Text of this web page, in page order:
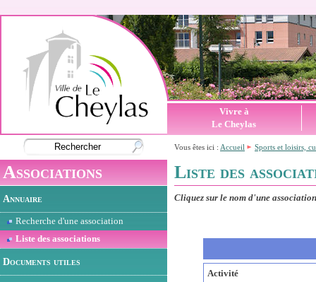
Vivre à
Le Cheylas
Associations
Annuaire
Recherche d'une association
Liste des associations
Documents utiles
Vous êtes ici : Accueil Sports et loisirs,
Liste des
Cliquez sur le nom d'une
Activité